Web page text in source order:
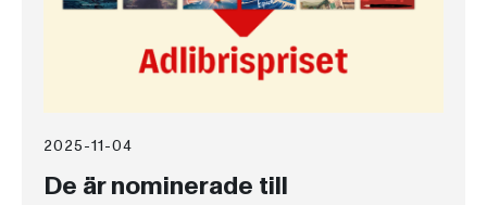
2025-11-04
De är nominerade till